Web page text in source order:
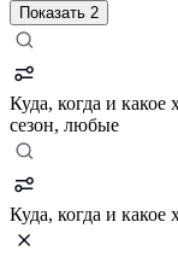
Показать 2
Куда, когда и какое
сезон, любые
Куда, когда и какое